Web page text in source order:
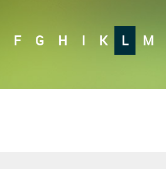
F G H I K L
M